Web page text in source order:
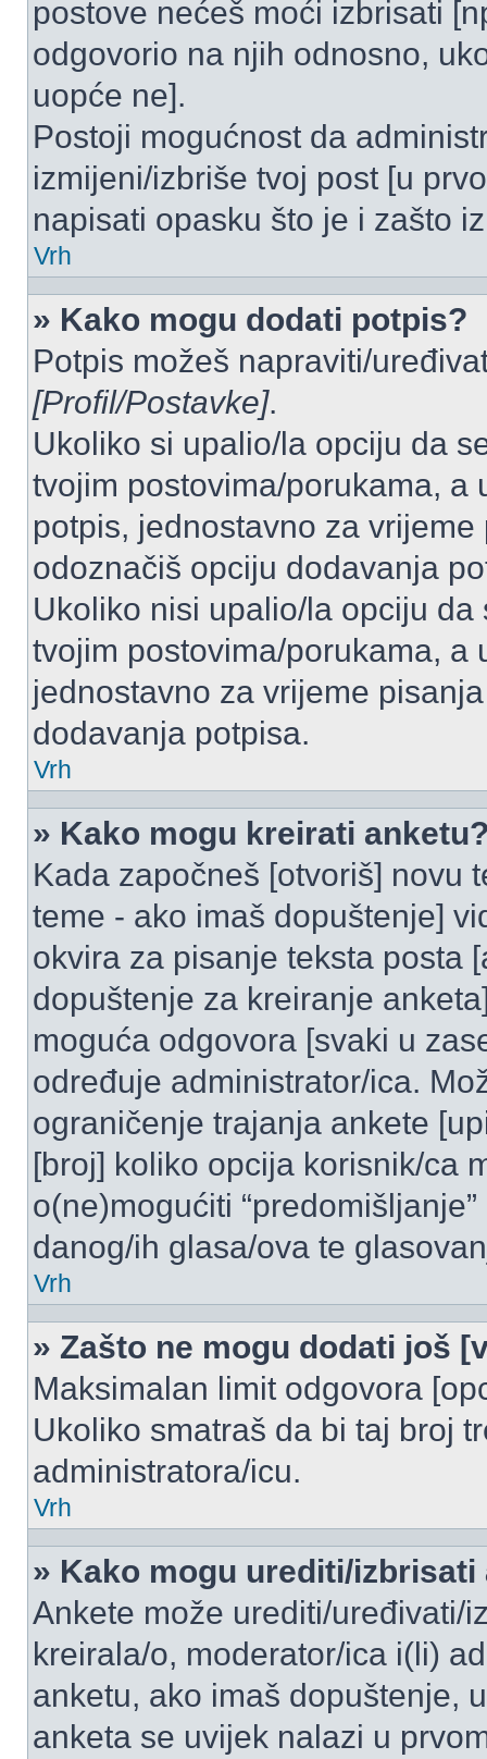
postove nećeš moći izbrisati
odgovorio na njih odnosno,
uopće ne].
Postoji mogućnost da
izmijeni/izbriše tvoj post [u
napisati opasku što je i zašto
Vrh
» Kako mogu dodati potpis?
Potpis možeš napraviti/
[Profil/Postavke].
Ukoliko si upalio/la opciju da
tvojim postovima/porukama, a
potpis, jednostavno za
odoznačiš opciju dodavanja
Ukoliko nisi upalio/la opciju
tvojim postovima/porukama, a
jednostavno za vrijeme
dodavanja potpisa.
Vrh
» Kako mogu kreirati
Kada započneš [otvoriš] novu
teme - ako imaš dopuštenje]
okvira za pisanje teksta posta
dopuštenje za kreiranje
moguća odgovora [svaki u
određuje administrator/ica.
ograničenje trajanja ankete
[broj] koliko opcija korisnik/ca
o(ne)mogućiti
danog/ih glasa/ova te
Vrh
» Zašto ne mogu dodati još
Maksimalan limit odgovora
Ukoliko smatraš da bi taj broj
administratora/icu.
Vrh
» Kako mogu urediti/izbrisati
Ankete može urediti/uređivati/
kreirala/o, moderator/ica i(li)
anketu, ako imaš dopuštenje,
anketa se uvijek nalazi u